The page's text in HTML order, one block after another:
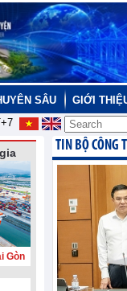
SÂU GIỚI
Gòn
TIN BỘ CÔNG